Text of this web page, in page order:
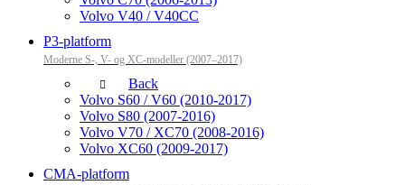
Volvo V40 / V40CC
P3-platform
Moderne S-, V- og XC-modeller (2007–2017)
Back
Volvo S60 / V60 (2010-2017)
Volvo S80 (2007-2016)
Volvo V70 / XC70 (2008-2016)
Volvo XC60 (2009-2017)
CMA-platform